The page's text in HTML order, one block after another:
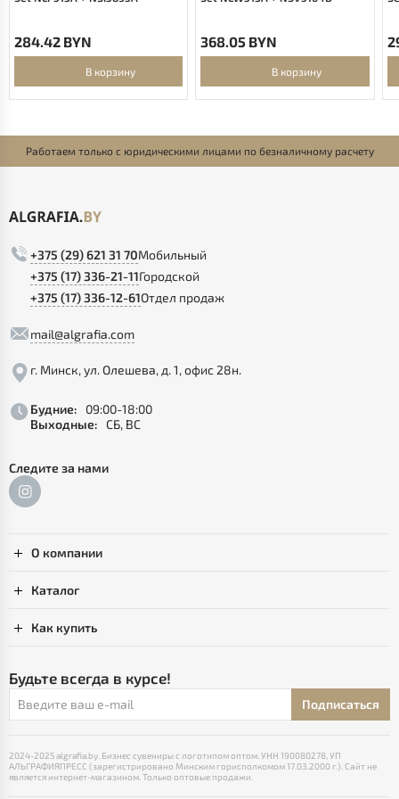
284.42 BYN
В корзину
368.05 BYN
В корзину
Работаем только с юридическими лицами по безналичному расчету
+375 (29) 621 31 70Мобильный
+375 (17) 336-21-11Городской
+375 (17) 336-12-61Отдел продаж
mail@algrafia.com
г. Минск, ул. Олешева, д. 1, офис 28н.
Будние:
09:00-18:00
Выходные: СБ, ВС
Следите за нами
О компании
Каталог
Как купить
Будьте всегда в курсе!
Подписаться
2024-2025 algrafia.by. Бизнес сувениры с логотипом оптом. УНН 190080278, УП
АЛЬГРАФИЯПРЕСС (зарегистрировано Минским горисполкомом 17.03.2000 г.). Сайт не
является интернет-магазином. Только оптовые продажи.